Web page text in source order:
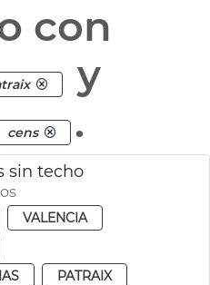
con
y
cens .
sin techo
VALENCIA
PATRAIX